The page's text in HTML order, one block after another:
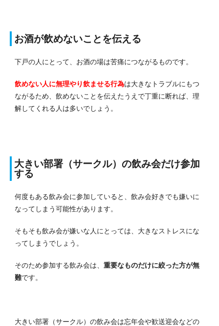
お酒が飲めないことを伝える
下戸の人にとって、お酒の場は苦痛につながるものです。
飲めない人に無理やり飲ませる行為は大きなトラブルにもつ
ながるため、飲めないことを伝えたうえで丁重に断れば、理
解してくれる人は多いでしょう。
大きい部署（サークル）の飲み会だけ参加
する
何度もある飲み会に参加していると、飲み会好きでも嫌いに
なってしまう可能性があります。
そもそも飲み会が嫌いな人にとっては、大きなストレスにな
ってしまうでしょう。
そのため参加する飲み会は、 重要なものだけに絞った方が無
難です。
大きい部署（サークル）の飲み会は忘年会や歓送迎会などの